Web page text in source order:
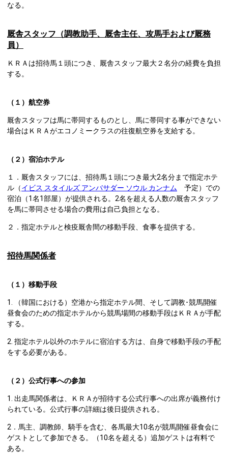
なる。
厩舎スタッフ（調教助手、厩舎主任、攻馬手および厩務
員）
ＫＲＡは招待馬１頭につき、厩舎スタッフ最大２名分の経費を負担
する。
（１）航空券
厩舎スタッフは馬に帯同するものとし、馬に帯同する事ができない
場合はＫＲＡがエコノミークラスの往復航空券を支給する。
（２）宿泊ホテル
１．厩舎スタッフには、招待馬１頭につき最大2名分まで指定ホテ
ル（イビス スタイルズ アンバサダー ソウル カンナム 予定）での
宿泊（1名1部屋）が提供される。2名を超える人数の厩舎スタッフ
を馬に帯同させる場合の費用は自己負担となる。
２．指定ホテルと検疫厩舎間の移動手段、食事を提供する。
招待馬関係者
（１）移動手段
1. （韓国における）空港から指定ホテル間、そして調教･競馬開催
昼食会のための指定ホテルから競馬場間の移動手段はＫＲＡが手配
する。
2. 指定ホテル以外のホテルに宿泊する方は、自身で移動手段の手配
をする必要がある。
（２）公式行事への参加
1. 出走馬関係者は、ＫＲＡが招待する公式行事への出席が義務付け
られている。公式行事の詳細は後日提供される。
2．馬主、調教師、騎手を含む、各馬最大10名が競馬開催昼食会に
ゲストとして参加できる。（10名を超える）追加ゲストは有料で
ある。